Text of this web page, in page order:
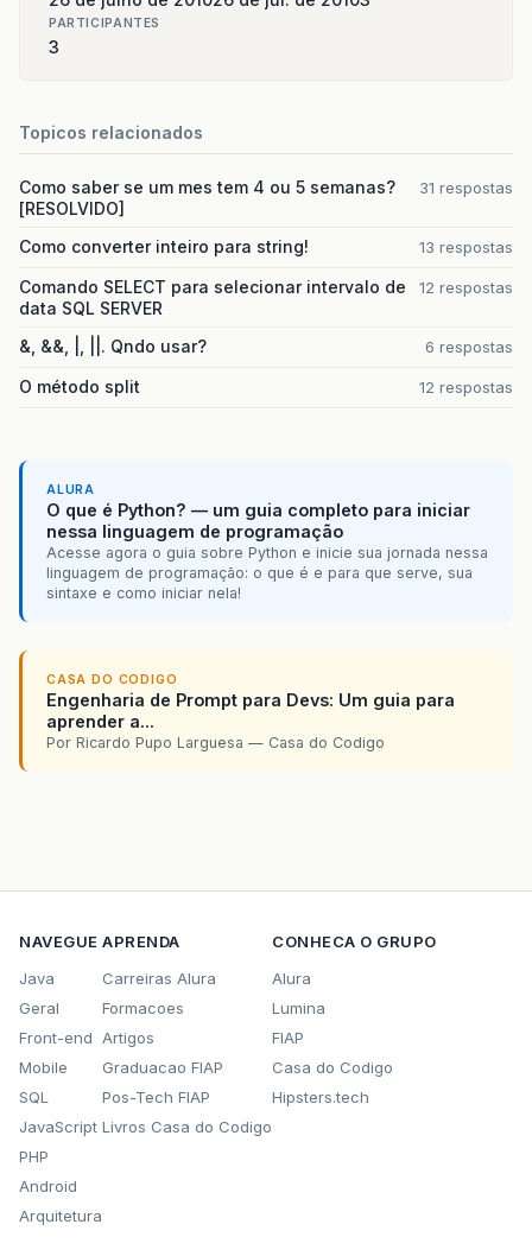
PARTICIPANTES
3
Topicos relacionados
Como saber se um mes tem 4 ou 5 semanas?
[RESOLVIDO]
31 respostas
Como converter inteiro para string! 13 respostas
Comando SELECT para selecionar intervalo de
data SQL SERVER
12 respostas
&, &&, |, ||. Qndo usar? 6 respostas
O método split 12 respostas
ALURA
O que é Python? — um guia completo para iniciar
nessa linguagem de programação
Acesse agora o guia sobre Python e inicie sua jornada nessa
linguagem de programação: o que é e para que serve, sua
sintaxe e como iniciar nela!
CASA DO CODIGO
Engenharia de Prompt para Devs: Um guia para
aprender a...
Por Ricardo Pupo Larguesa — Casa do Codigo
NAVEGUE
Java
Geral
Front-end
Mobile
SQL
JavaScript
PHP
Android
Arquitetura
APRENDA
Carreiras Alura
Formacoes
Artigos
Graduacao FIAP
Pos-Tech FIAP
Livros Casa do Codigo
CONHECA O GRUPO
Alura
Lumina
FIAP
Casa do Codigo
Hipsters.tech